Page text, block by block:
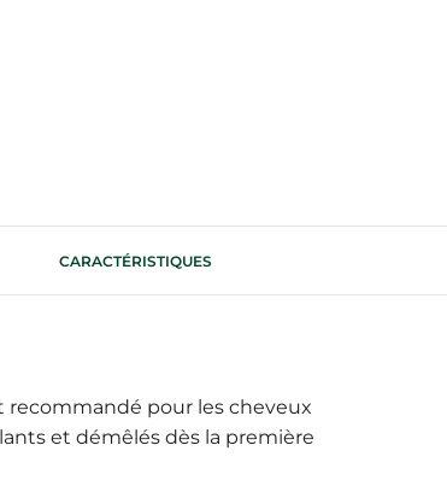
CARACTÉRISTIQUES
recommandé pour les cheveux
et démêlés dès la première